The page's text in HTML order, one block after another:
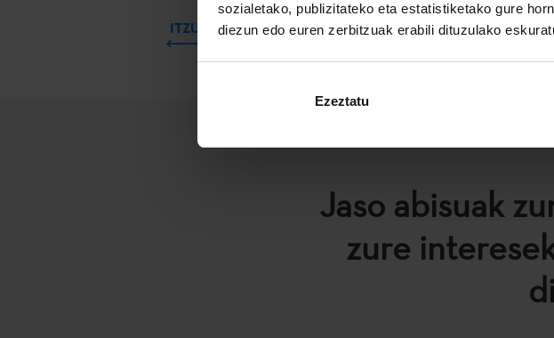
sozialetako, publizitateko eta estatistiketako gure
diezun edo euren zerbitzuak erabili dituzulako
Ezeztatu
ITZULI
Jaso abisuak
zure